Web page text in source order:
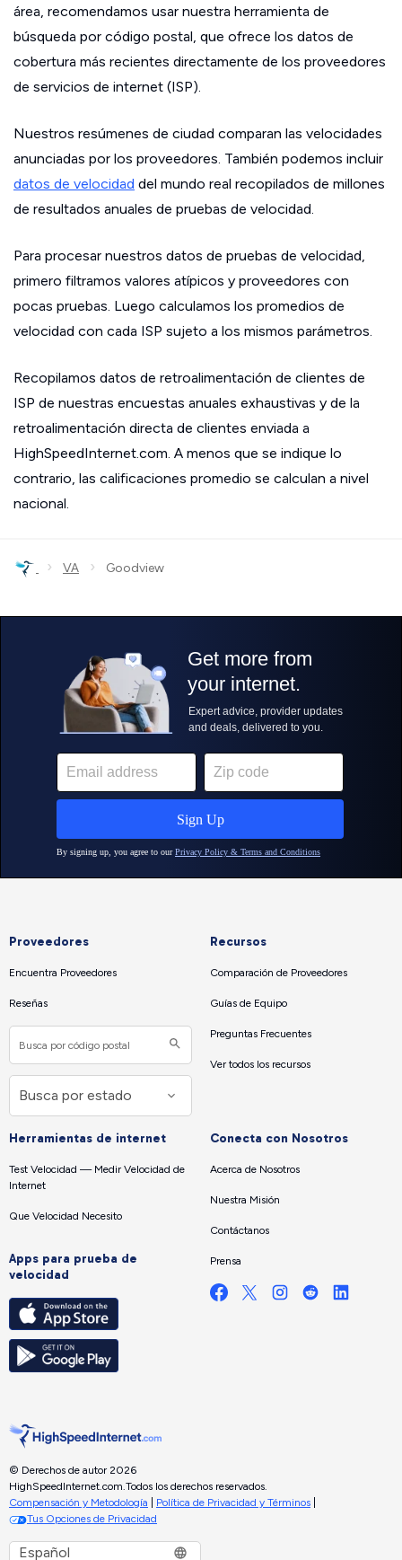
área, recomendamos usar nuestra herramienta de
búsqueda por código postal, que ofrece los datos de
cobertura más recientes directamente de los proveedores
de servicios de internet (ISP).
Nuestros resúmenes de ciudad comparan las velocidades
anunciadas por los proveedores. También podemos incluir
datos de velocidad del mundo real recopilados de millones
de resultados anuales de pruebas de velocidad.
Para procesar nuestros datos de pruebas de velocidad,
primero filtramos valores atípicos y proveedores con
pocas pruebas. Luego calculamos los promedios de
velocidad con cada ISP sujeto a los mismos parámetros.
Recopilamos datos de retroalimentación de clientes de
ISP de nuestras encuestas anuales exhaustivas y de la
retroalimentación directa de clientes enviada a
HighSpeedInternet.com. A menos que se indique lo
contrario, las calificaciones promedio se calculan a nivel
nacional.
› VA › Goodview
Proveedores
Encuentra Proveedores
Reseñas
Recursos
Comparación de Proveedores
Guías de Equipo
Preguntas Frecuentes
Ver todos los recursos
Herramientas de internet
Test Velocidad — Medir Velocidad de
Internet
Que Velocidad Necesito
Apps para prueba de
velocidad
Conecta con Nosotros
Acerca de Nosotros
Nuestra Misión
Contáctanos
Prensa
© Derechos de autor 2026
HighSpeedInternet.com.Todos los derechos reservados.
Compensación y Metodología
Política de Privacidad y Términos
Tus Opciones de Privacidad